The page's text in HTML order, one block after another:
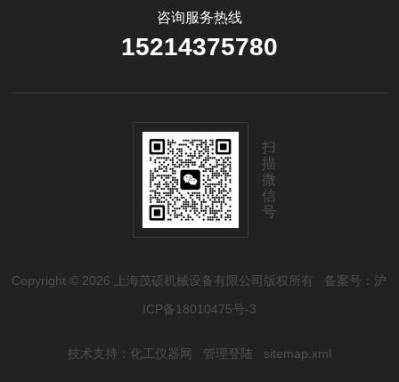
咨询服务热线
15214375780
扫
描
微
信
号
Copyright © 2026 上海茂硕机械设备有限公司版权所有 备案号：沪
ICP备18010475号-3
技术支持： 化工仪器网 管理登陆 sitemap.xml